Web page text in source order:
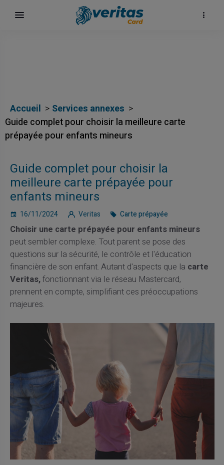
Accueil
Services annexes
Guide complet pour choisir la meilleure carte
prépayée pour enfants mineurs
Guide complet pour choisir la
meilleure carte prépayée pour
enfants mineurs
16/11/2024 Veritas Carte prépayée
Choisir une carte prépayée pour enfants mineurs
peut sembler complexe. Tout parent se pose des
questions sur la sécurité, le contrôle et l'éducation
financière de son enfant. Autant d'aspects que la carte
Veritas,fonctionnant via le réseau Mastercard,
prennent en compte, simplifiant ces préoccupations
majeures.